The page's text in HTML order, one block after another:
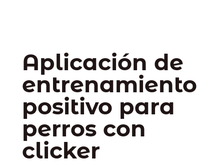
Aplicación de
entrenamiento
positivo para
perros con
clicker